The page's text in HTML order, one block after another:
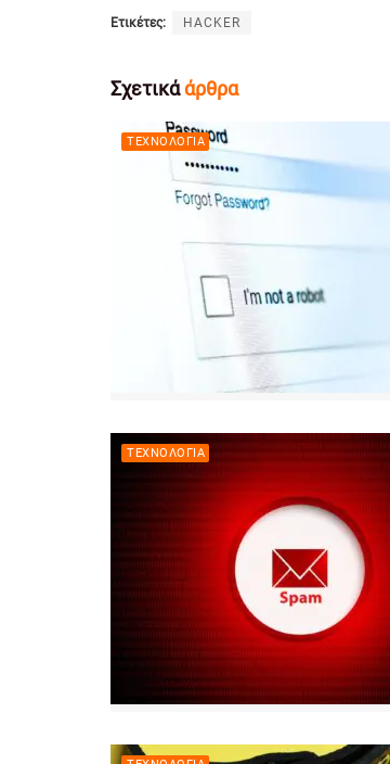
Ετικέτες: HACKER
Σχετικάάρθρα
ΤΕΧΝΟΛΟΓΊΑ
ΤΕΧΝΟΛΟΓΊΑ